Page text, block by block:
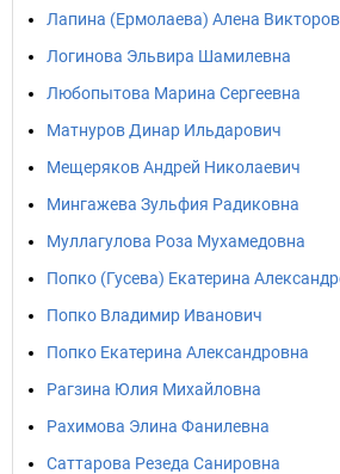
Лапина (Ермолаева) Алена
Логинова Эльвира Шамилевна
Любопытова Марина Сергеевна
Матнуров Динар Ильдарович
Мещеряков Андрей Николаевич
Мингажева Зульфия Радиковна
Муллагулова Роза Мухамедовна
Попко (Гусева) Екатерина
Попко Владимир Иванович
Попко Екатерина Александровна
Рагзина Юлия Михайловна
Рахимова Элина Фанилевна
Саттарова Резеда Санировна